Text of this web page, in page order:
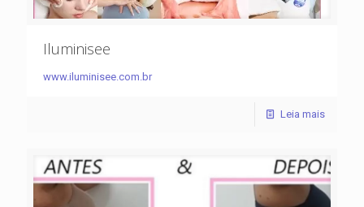
Iluminisee
www.iluminisee.com.br
Leia mais